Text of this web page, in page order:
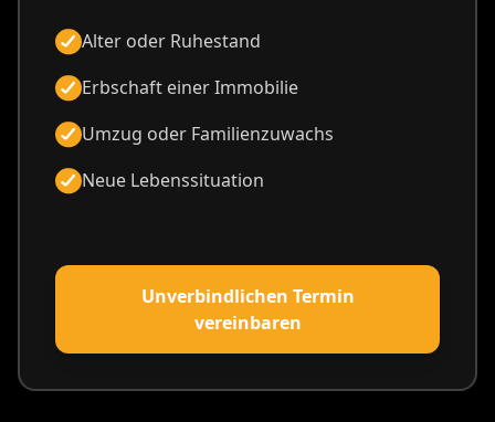
Alter oder Ruhestand
Erbschaft einer Immobilie
Umzug oder Familienzuwachs
Neue Lebenssituation
Unverbindlichen Termin
vereinbaren